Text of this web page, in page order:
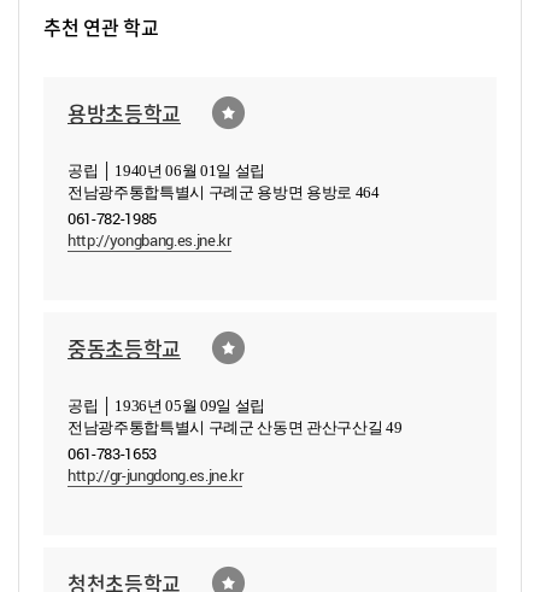
추천 연관 학교
용방초등학교
공립 │ 1940년 06월 01일 설립
전남광주통합특별시 구례군 용방면 용방로 464
061-782-1985
http://yongbang.es.jne.kr
중동초등학교
공립 │ 1936년 05월 09일 설립
전남광주통합특별시 구례군 산동면 관산구산길 49
061-783-1653
http://gr-jungdong.es.jne.kr
청천초등학교